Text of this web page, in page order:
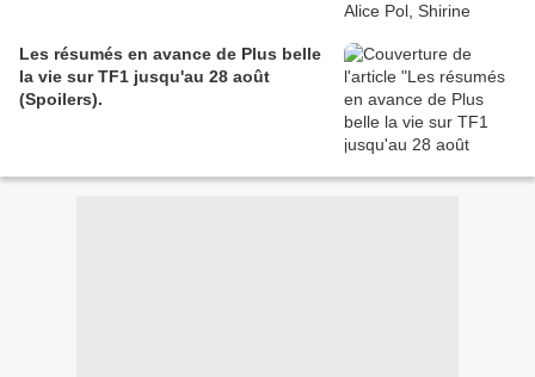
Les résumés en avance de Plus belle
la vie sur TF1 jusqu'au 28 août
(Spoilers).